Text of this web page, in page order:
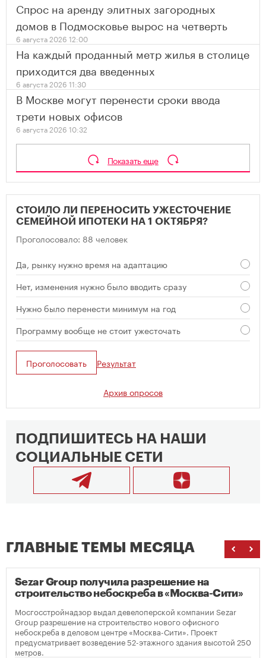
Спрос на аренду элитных загородных
домов в Подмосковье вырос на четверть
6 августа 2026 12:00
На каждый проданный метр жилья в столице
приходится два введенных
6 августа 2026 11:30
В Москве могут перенести сроки ввода
трети новых офисов
6 августа 2026 10:32
Показать еще
СТОИЛО ЛИ ПЕРЕНОСИТЬ УЖЕСТОЧЕНИЕ
СЕМЕЙНОЙ ИПОТЕКИ НА 1 ОКТЯБРЯ?
Проголосовало: 88 человек
Да, рынку нужно время на адаптацию
Нет, изменения нужно было вводить сразу
Нужно было перенести минимум на год
Программу вообще не стоит ужесточать
Проголосовать Результат
Архив опросов
ПОДПИШИТЕСЬ НА НАШИ
СОЦИАЛЬНЫЕ СЕТИ
ГЛАВНЫЕ ТЕМЫ МЕСЯЦА
Sezar Group получила разрешение на
строительство небоскреба в «Москва-Сити»
Мосгосстройнадзор выдал девелоперской компании Sezar
Group разрешение на строительство нового офисного
небоскреба в деловом центре «Москва-Сити». Проект
предусматривает возведение 52-этажного здания высотой 250
метров.